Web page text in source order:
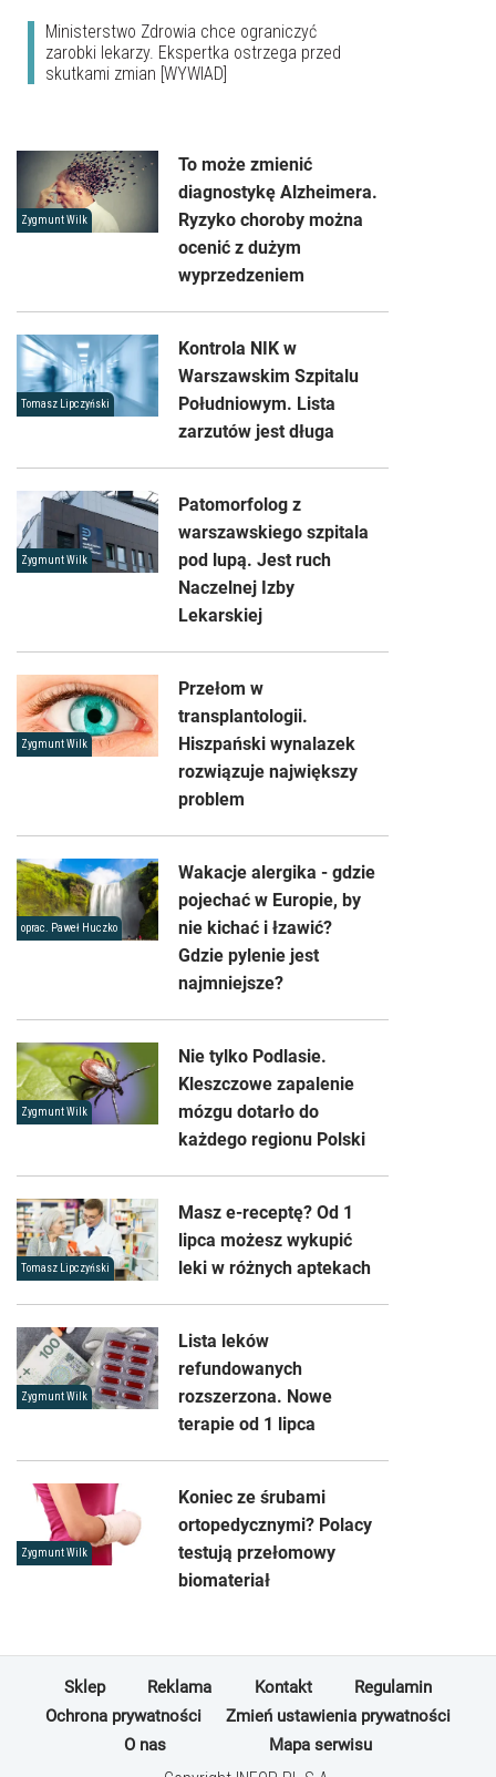
Ministerstwo Zdrowia chce ograniczyć
zarobki lekarzy. Ekspertka ostrzega przed
skutkami zmian [WYWIAD]
Zygmunt Wilk
To może zmienić
diagnostykę Alzheimera.
Ryzyko choroby można
ocenić z dużym
wyprzedzeniem
Tomasz Lipczyński
Kontrola NIK w
Warszawskim Szpitalu
Południowym. Lista
zarzutów jest długa
Zygmunt Wilk
Patomorfolog z
warszawskiego szpitala
pod lupą. Jest ruch
Naczelnej Izby
Lekarskiej
Zygmunt Wilk
Przełom w
transplantologii.
Hiszpański wynalazek
rozwiązuje największy
problem
oprac. Paweł Huczko
Wakacje alergika - gdzie
pojechać w Europie, by
nie kichać i łzawić?
Gdzie pylenie jest
najmniejsze?
Zygmunt Wilk
Nie tylko Podlasie.
Kleszczowe zapalenie
mózgu dotarło do
każdego regionu Polski
Tomasz Lipczyński
Masz e-receptę? Od 1
lipca możesz wykupić
leki w różnych aptekach
Zygmunt Wilk
Lista leków
refundowanych
rozszerzona. Nowe
terapie od 1 lipca
Zygmunt Wilk
Koniec ze śrubami
ortopedycznymi? Polacy
testują przełomowy
biomateriał
Sklep Reklama Kontakt
Regulamin
Ochrona prywatności
Zmień ustawienia prywatności
O nas
Mapa serwisu